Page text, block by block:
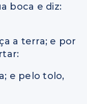
boca e diz:
a terra; e por
e pelo tolo,